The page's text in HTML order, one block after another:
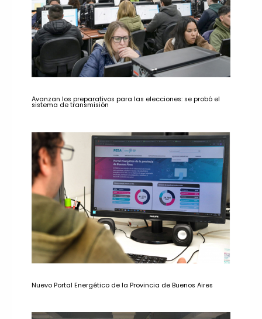
Avanzan los preparativos para las elecciones: se probó el
sistema de transmisión
Nuevo Portal Energético de la Provincia de Buenos Aires